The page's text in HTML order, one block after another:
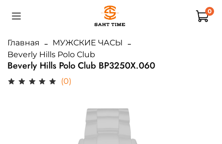
0
Главная
МУЖСКИЕ ЧАСЫ
Beverly Hills Polo Club
Beverly Hills Polo Club BP3250X.060
(0)